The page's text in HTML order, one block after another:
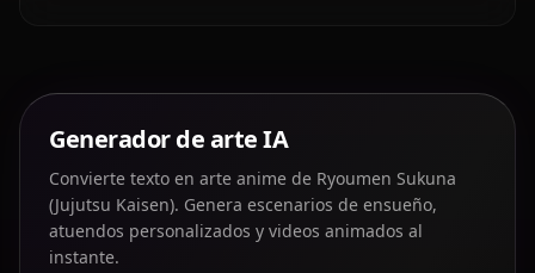
Generador de arte IA
Convierte texto en arte anime de Ryoumen Sukuna
(Jujutsu Kaisen). Genera escenarios de ensueño,
atuendos personalizados y videos animados al
instante.